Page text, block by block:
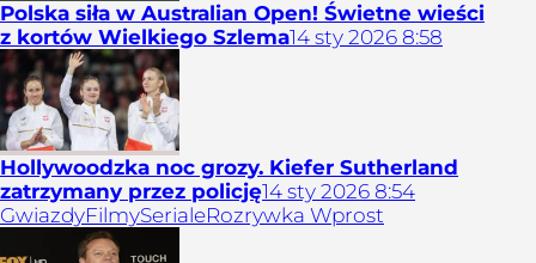
Polska siła w Australian Open! Świetne wieści
z kortów Wielkiego Szlema14 sty 2026 8:58
Hollywoodzka noc grozy. Kiefer Sutherland
zatrzymany przez policję14 sty 2026 8:54
GwiazdyFilmySerialeRozrywka Wprost